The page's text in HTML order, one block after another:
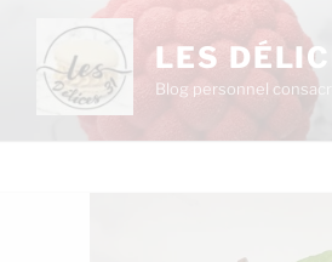
LES
Blog personnel